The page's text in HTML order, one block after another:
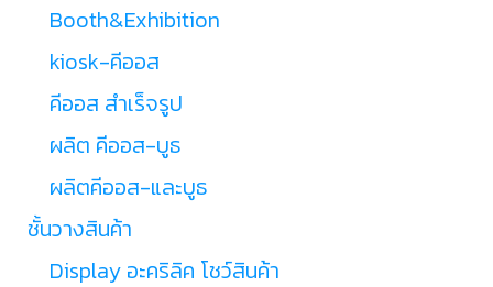
Booth&Exhibition
kiosk-คีออส
คีออส สำเร็จรูป
ผลิต คีออส-บูธ
ผลิตคีออส-และบูธ
ชั้นวางสินค้า
Display อะคริลิค โชว์สินค้า